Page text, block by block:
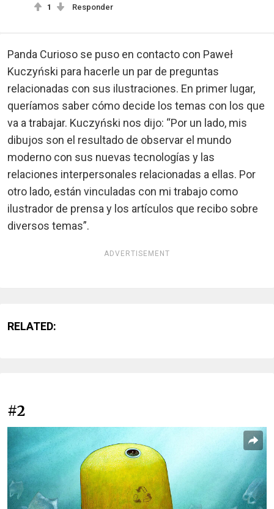
1 Responder
Panda Curioso se puso en contacto con Paweł
Kuczyński para hacerle un par de preguntas
relacionadas con sus ilustraciones. En primer lugar,
queríamos saber cómo decide los temas con los que
va a trabajar. Kuczyński nos dijo: “Por un lado, mis
dibujos son el resultado de observar el mundo
moderno con sus nuevas tecnologías y las
relaciones interpersonales relacionadas a ellas. Por
otro lado, están vinculadas con mi trabajo como
ilustrador de prensa y los artículos que recibo sobre
diversos temas”.
ADVERTISEMENT
RELATED:
#2